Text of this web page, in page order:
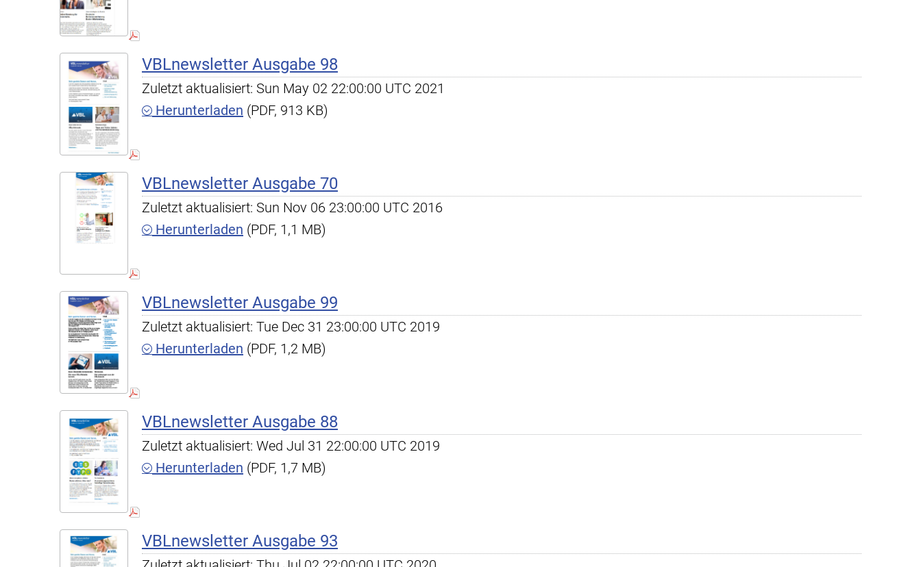
VBLnewsletter Ausgabe 98
Zuletzt aktualisiert: Sun May 02 22:00:00 UTC 2021
Herunterladen (PDF, 913 KB)
VBLnewsletter Ausgabe 70
Zuletzt aktualisiert: Sun Nov 06 23:00:00 UTC 2016
Herunterladen (PDF, 1,1 MB)
VBLnewsletter Ausgabe 99
Zuletzt aktualisiert: Tue Dec 31 23:00:00 UTC 2019
Herunterladen (PDF, 1,2 MB)
VBLnewsletter Ausgabe 88
Zuletzt aktualisiert: Wed Jul 31 22:00:00 UTC 2019
Herunterladen (PDF, 1,7 MB)
VBLnewsletter Ausgabe 93